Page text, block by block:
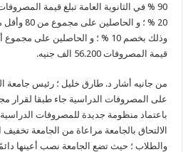
قيمة المصروفات 56.200 الف جنيه.
من جانيه أشار د. طارق خليل ؛ رئيس جامعة
على المصروفات الدراسية جاء طبقا لقرار
باعتماد منظومة جديدة للمصروفات
الالتحاق بالجامعة مراعاة من الجامعة تخفيف
والطلاب ؛ حيث تضع الجامعة نصب أعينها